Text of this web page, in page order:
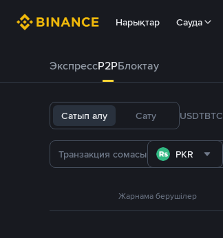
Нарықтар Сауда
ЭкспрессP2PБлоктау
Сатып алу Сату USDTBTC
PKR
Жарнама берушілер